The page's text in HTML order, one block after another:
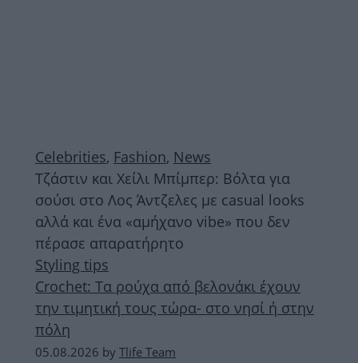
Celebrities, Fashion, News
Τζάστιν και Χείλι Μπίμπερ: Βόλτα για
σούσι στο Λος Άντζελες με casual looks
αλλά και ένα «αμήχανο vibe» που δεν
πέρασε απαρατήρητο
Styling tips
Crochet: Τα ρούχα από βελονάκι έχουν
την τιμητική τους τώρα- στο νησί ή στην
πόλη
05.08.2026 by Tlife Team